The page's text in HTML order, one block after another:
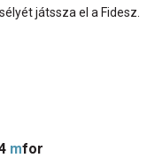
játssza el a Fidesz.
mfor